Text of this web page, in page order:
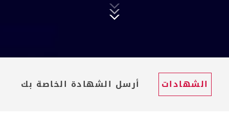
الشهادات أرسل الشهادة الخاصة بك